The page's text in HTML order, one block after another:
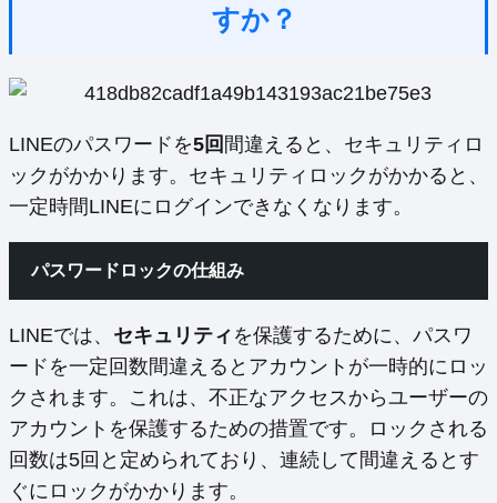
すか？
LINEのパスワードを5回 間違えると、セキュリティロ
ックがかかります。セキュリティロックがかかると、
一定時間LINEにログインできなくなります。
パスワードロックの仕組み
LINEでは、 セキュリティ を保護するために、パスワ
ードを一定回数間違えるとアカウントが一時的にロッ
クされます。これは、不正なアクセスからユーザーの
アカウントを保護するための措置です。ロックされる
回数は5回と定められており、連続して間違えるとす
ぐにロックがかかります。